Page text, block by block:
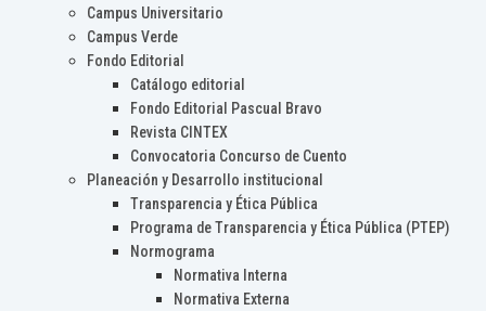
Campus Universitario
Campus Verde
Fondo Editorial
Catálogo editorial
Fondo Editorial Pascual Bravo
Revista CINTEX
Convocatoria Concurso de Cuento
Planeación y Desarrollo institucional
Transparencia y Ética Pública
Programa de Transparencia y Ética Pública (PTEP)
Normograma
Normativa Interna
Normativa Externa